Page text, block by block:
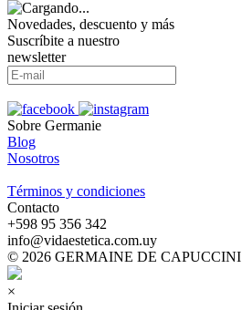
Novedades, descuento y más
Suscríbite a nuestro
newsletter
Sobre Germanie
Blog
Nosotros
Términos y condiciones
Contacto
‪+598 95 356 342‬
info@vidaestetica.com.uy
© 2026 GERMAINE DE CAPUCCINI
×